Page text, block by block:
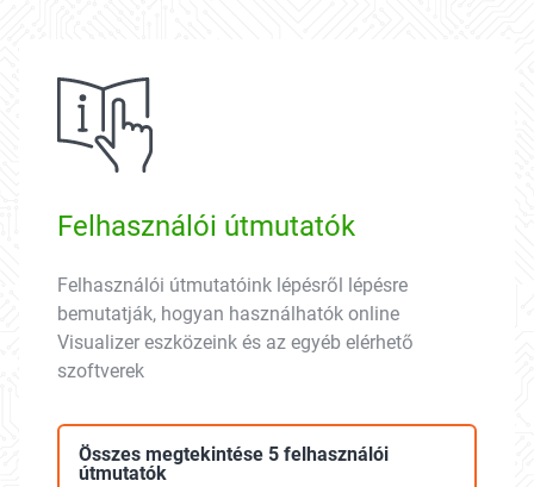
Felhasználói útmutatók
Felhasználói útmutatóink lépésről lépésre
bemutatják, hogyan használhatók online
Visualizer eszközeink és az egyéb elérhető
szoftverek
Összes megtekintése 5 felhasználói
útmutatók